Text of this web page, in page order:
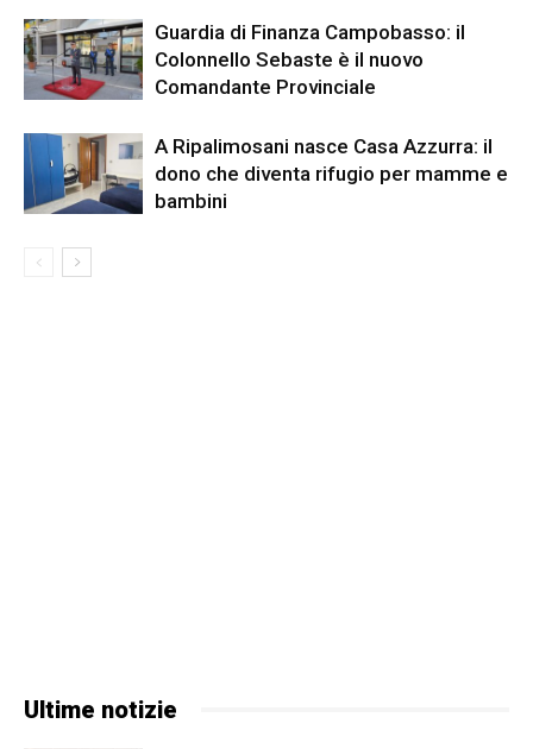
Guardia di Finanza Campobasso: il
Colonnello Sebaste è il nuovo
Comandante Provinciale
A Ripalimosani nasce Casa Azzurra: il
dono che diventa rifugio per mamme e
bambini
Ultime notizie